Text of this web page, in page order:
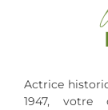
Actrice
1947, votre